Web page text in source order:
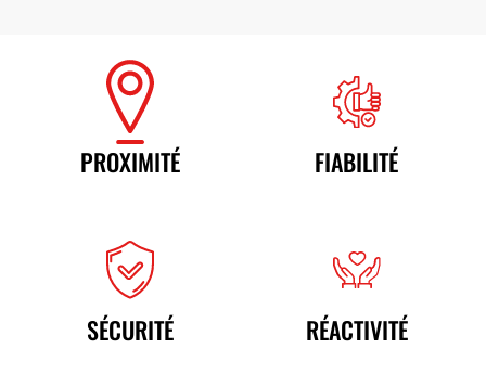
PROXIMITÉ FIABILITÉ
SÉCURITÉ RÉACTIVITÉ